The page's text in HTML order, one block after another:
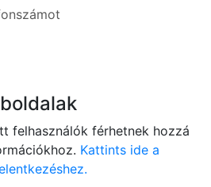
felhasználók férhetnek hozzá
Kattints ide a